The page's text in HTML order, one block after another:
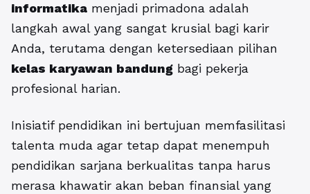
informatika menjadi primadona adalah
langkah awal yang sangat krusial bagi karir
Anda, terutama dengan ketersediaan pilihan
kelas karyawan bandung bagi pekerja
profesional harian.
Inisiatif pendidikan ini bertujuan memfasilitasi
talenta muda agar tetap dapat menempuh
pendidikan sarjana berkualitas tanpa harus
merasa khawatir akan beban finansial yang